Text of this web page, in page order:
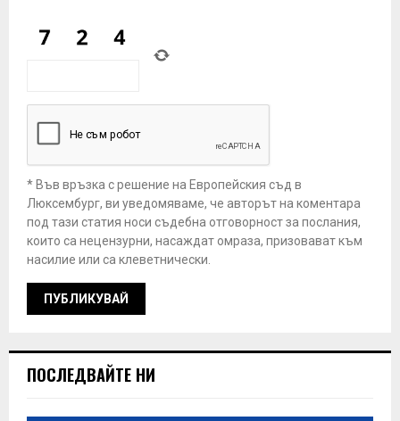
* Във връзка с решение на Европейския съд в
Люксембург, ви уведомяваме, че авторът на коментара
под тази статия носи съдебна отговорност за послания,
които са нецензурни, насаждат омраза, призовават към
насилие или са клеветнически.
ПОСЛЕДВАЙТЕ НИ